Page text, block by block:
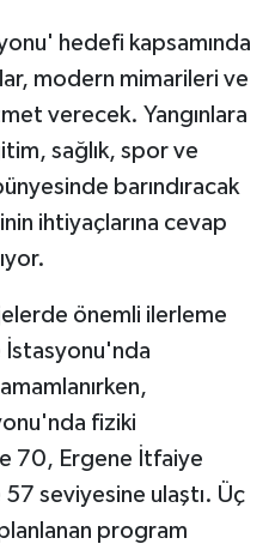
hedefi kapsamında
modern mimarileri ve
verecek. Yangınlara
sağlık, spor ve
barındıracak
ihtiyaçlarına cevap
önemli ilerleme
İstasyonu'nda
fiziki
70, Ergene İtfaiye
seviyesine ulaştı. Üç
program